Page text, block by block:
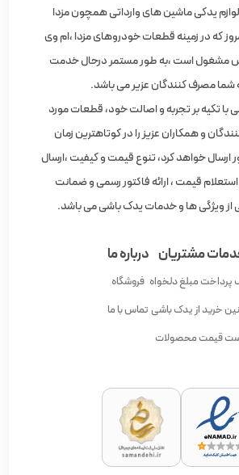
یدکی ماشین های وارداتی همچون مزدا
که در زمینه قطعات خودروهای مزدا ،ام وی
مشغول است ،به طور مستمر درحال خدمت
شما مصرف کنندگان عزیر می باشد.
تکیه بر تجربه و اصالت خود، قطعات مورد
و همکاران عزیز را در کوتاهترین زمان
ارسال خواهد کرد، تنوع قیمت و کیفیت ،ارسال
قیمت ، ارائه فاکتور رسمی و ضمانت
از ویژگی ها و خدمات یدک باشی می باشد.
مشتریان
پرداخت مبلغ دلخواه
خرید از یدک باشی
قیمت محصولات
درباره ما
فروشگاه
تماس با ما